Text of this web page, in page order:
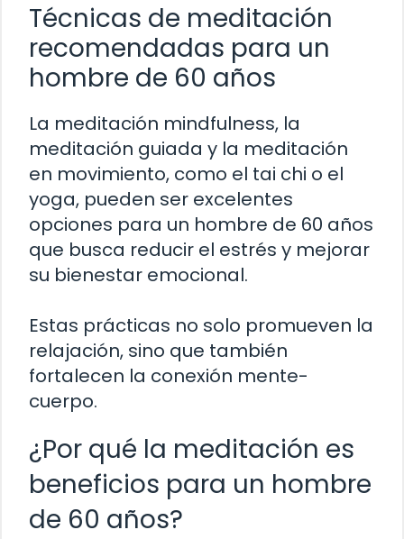
Técnicas de meditación
recomendadas para un
hombre de 60 años
La meditación mindfulness, la
meditación guiada y la meditación
en movimiento, como el tai chi o el
yoga, pueden ser excelentes
opciones para un hombre de 60 años
que busca reducir el estrés y mejorar
su bienestar emocional.
Estas prácticas no solo promueven la
relajación, sino que también
fortalecen la conexión mente-
cuerpo.
¿Por qué la meditación es
beneficios para un hombre
de 60 años?